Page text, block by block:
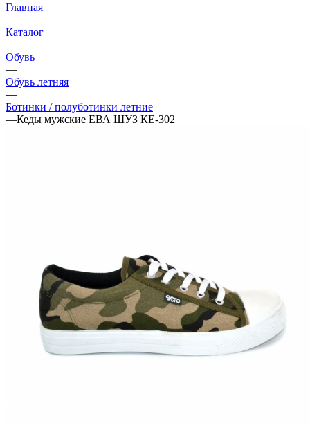
Главная
—
Каталог
—
Обувь
—
Обувь летняя
—
Ботинки / полуботинки летние
—Кеды мужские ЕВА ШУЗ КЕ-302